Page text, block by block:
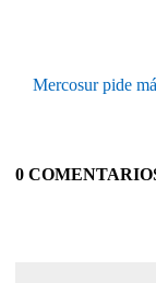
Mercosur pide
0